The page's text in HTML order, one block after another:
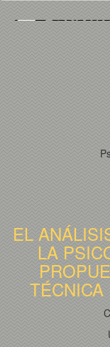
EL
LA
TÉCNICA